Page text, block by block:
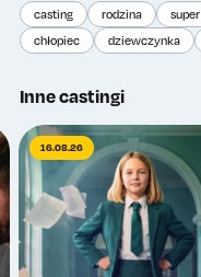
casting rodzina super
chłopiec
dziewczynka
Inne castingi
16.08.26